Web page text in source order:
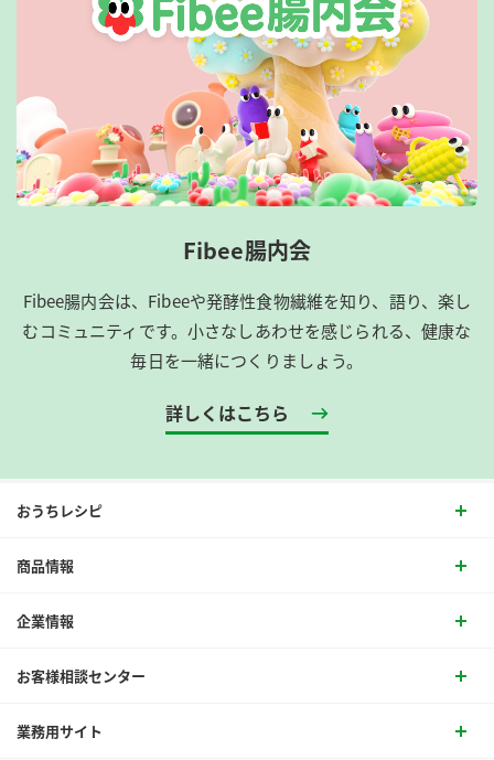
Fibee腸内会
Fibee腸内会は、​Fibeeや発酵性食物繊維を知り、語り、楽し
むコミュニティです。​小さなしあわせを感じられる、健康な
毎日を一緒につくりましょう。
詳しくはこちら
おうちレシピ
商品情報
企業情報
お客様相談センター
業務用サイト